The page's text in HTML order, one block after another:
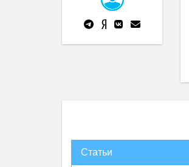
Статьи